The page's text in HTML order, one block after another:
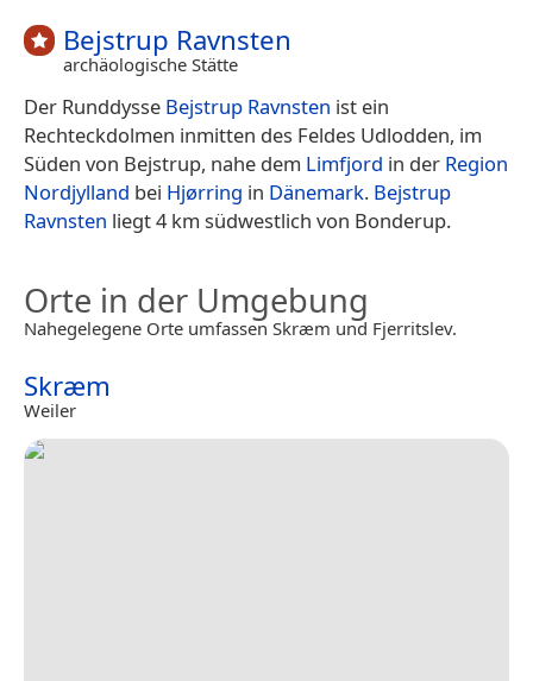
Bejstrup Ravnsten
archäologische Stätte
Der Runddysse Bejstrup Ravnsten ist ein
Rechteckdolmen inmitten des Feldes Udlodden, im
Süden von Bejstrup, nahe dem Limfjord in der Region
Nordjylland bei Hjørring in Dänemark. Bejstrup
Ravnsten liegt 4 km südwestlich von Bonderup.
Orte in der Umgebung
Nahegelegene Orte umfassen Skræm und Fjerritslev.
Skræm
Weiler